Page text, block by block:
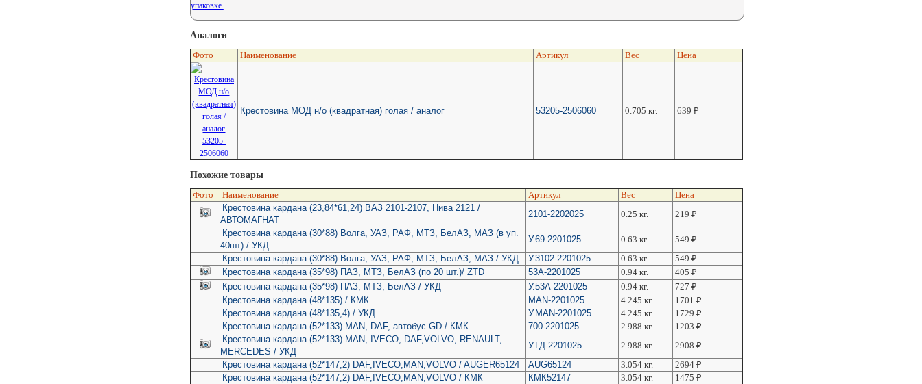
упаковке.
Аналоги
Фото Наименование Артикул Вес Цена
Крестовина МОД н/о (квадратная) голая / аналог 53205-2506060 0.705 кг. 639 ₽
Похожие товары
Фото Наименование Артикул Вес
Цена
Крестовина кардана (23,84*61,24) ВАЗ 2101-2107, Нива 2121 /
АВТОМАГНАТ
2101-2202025 0.25 кг. 219 ₽
Крестовина кардана (30*88) Волга, УАЗ, РАФ, МТЗ, БелАЗ, МАЗ (в уп.
40шт) / УКД
У.69-2201025 0.63 кг. 549 ₽
Крестовина кардана (30*88) Волга, УАЗ, РАФ, МТЗ, БелАЗ, МАЗ / УКД
У.3102-2201025 0.63 кг. 549 ₽
Крестовина кардана (35*98) ПАЗ, МТЗ, БелАЗ (по 20 шт.)/ ZTD
53А-2201025 0.94 кг. 405 ₽
Крестовина кардана (35*98) ПАЗ, МТЗ, БелАЗ / УКД
У.53А-2201025 0.94 кг. 727 ₽
Крестовина кардана (48*135) / КМК
MAN-2201025 4.245 кг. 1701 ₽
Крестовина кардана (48*135,4) / УКД
У.MAN-2201025 4.245 кг. 1729 ₽
Крестовина кардана (52*133) MAN, DAF, автобус GD / КМК
700-2201025 2.988 кг. 1203 ₽
Крестовина кардана (52*133) MAN, IVECO, DAF,VOLVO, RENAULT,
MERCEDES / УКД
У.ГД-2201025 2.988 кг. 2908 ₽
Крестовина кардана (52*147,2) DAF,IVECO,MAN,VOLVO / AUGER65124
AUG65124 3.054 кг. 2694 ₽
Крестовина кардана (52*147,2) DAF,IVECO,MAN,VOLVO / КМК
КМК52147 3.054 кг. 1475 ₽